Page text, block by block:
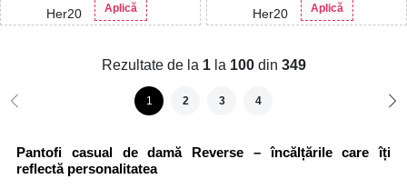
Her20
Aplică
Her20
Aplică
Rezultate de la 1la 100din 349
1 2 3 4
Pantofi casual de damă Reverse – încălțările care îți
reflectă personalitatea